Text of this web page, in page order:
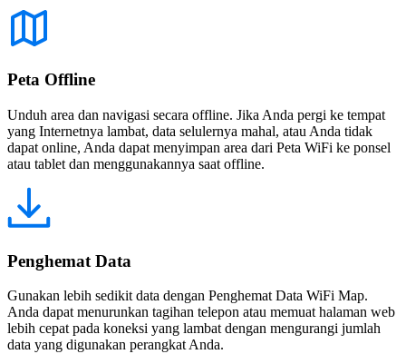
Peta Offline
Unduh area dan navigasi secara offline. Jika Anda pergi ke tempat
yang Internetnya lambat, data selulernya mahal, atau Anda tidak
dapat online, Anda dapat menyimpan area dari Peta WiFi ke ponsel
atau tablet dan menggunakannya saat offline.
Penghemat Data
Gunakan lebih sedikit data dengan Penghemat Data WiFi Map.
Anda dapat menurunkan tagihan telepon atau memuat halaman web
lebih cepat pada koneksi yang lambat dengan mengurangi jumlah
data yang digunakan perangkat Anda.